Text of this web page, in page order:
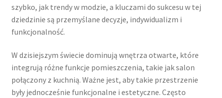
szybko, jak trendy w modzie, a kluczami do sukcesu w tej
dziedzinie są przemyślane decyzje, indywidualizm i
funkcjonalność.
W dzisiejszym świecie dominują wnętrza otwarte, które
integrują różne funkcje pomieszczenia, takie jak salon
połączony z kuchnią. Ważne jest, aby takie przestrzenie
były jednocześnie funkcjonalne i estetyczne. Często